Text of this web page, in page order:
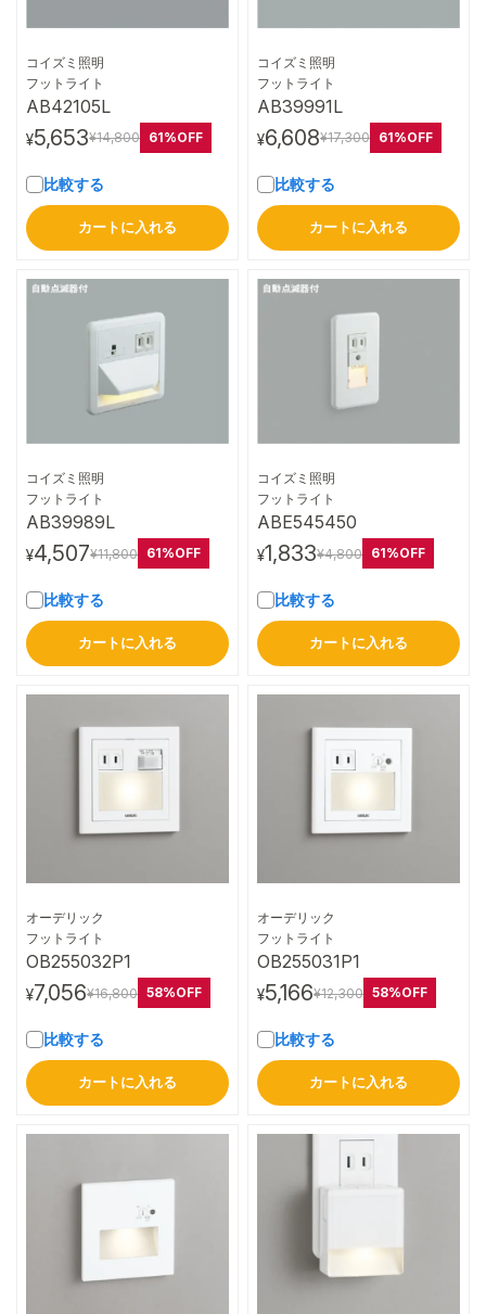
コイズミ照明
フットライト
AB42105L
¥5,653¥14,800 61%OFF
比較する
カートに入れる
コイズミ照明
フットライト
AB39991L
¥6,608¥17,300 61%OFF
比較する
カートに入れる
コイズミ照明
フットライト
AB39989L
¥4,507¥11,800 61%OFF
比較する
カートに入れる
コイズミ照明
フットライト
ABE545450
¥1,833¥4,800 61%OFF
比較する
カートに入れる
オーデリック
フットライト
OB255032P1
¥7,056¥16,800 58%OFF
比較する
カートに入れる
オーデリック
フットライト
OB255031P1
¥5,166¥12,300 58%OFF
比較する
カートに入れる